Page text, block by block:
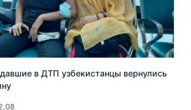
в ДТП узбекистанцы вернулись